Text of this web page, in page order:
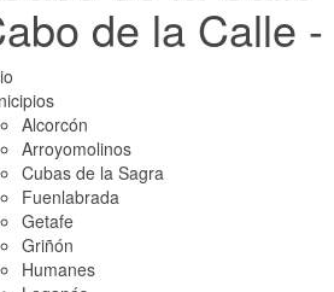
de la Calle -
Alcorcón
Arroyomolinos
Cubas de la Sagra
Fuenlabrada
Getafe
Griñón
Humanes